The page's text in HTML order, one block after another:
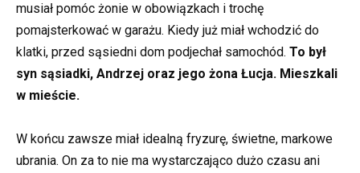
musiał pomóc żonie w obowiązkach i trochę
pomajsterkować w garażu. Kiedy już miał wchodzić do
klatki, przed sąsiedni dom podjechał samochód. To był
syn sąsiadki, Andrzej oraz jego żona Łucja. Mieszkali
w mieście.
W końcu zawsze miał idealną fryzurę, świetne, markowe
ubrania. On za to nie ma wystarczająco dużo czasu ani